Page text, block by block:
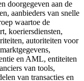
doorgegeven aan de
aanbieders van snelle
waartoe de
koeriersdiensten,
autoriteiten voor
en AML, entiteiten
van tools,
van transacties en